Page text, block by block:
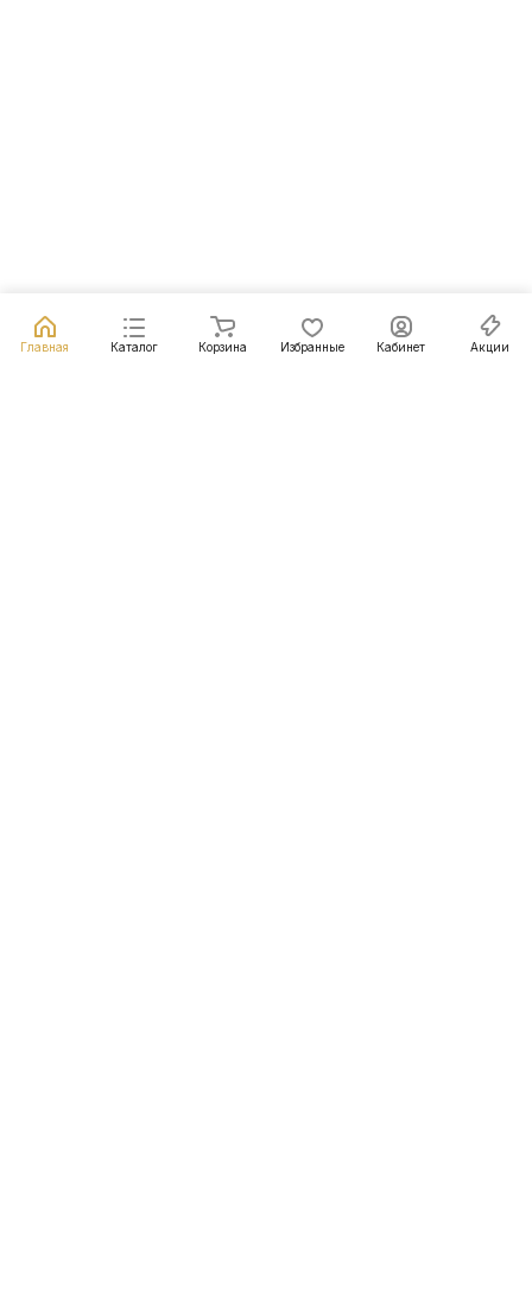
Главная Каталог Корзина Избранные Кабинет Акции